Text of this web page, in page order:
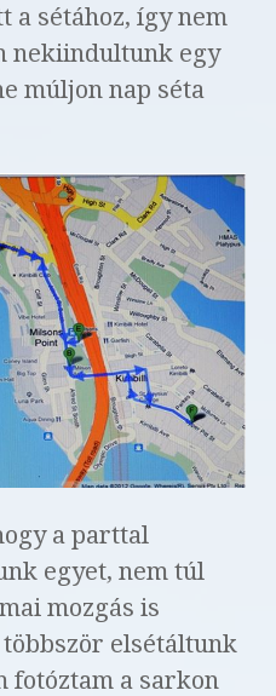
a sétához, így nem
nekiindultunk egy
múljon nap séta
a parttal
egyet, nem túl
mozgás is
elsétáltunk
fotóztam a sarkon